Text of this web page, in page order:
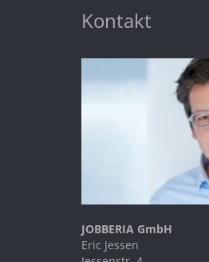
Kontakt
JOBBERIA GmbH
Eric Jessen